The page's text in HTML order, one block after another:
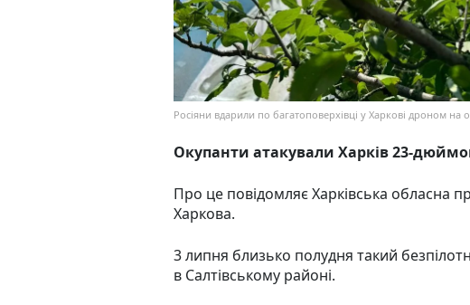
Росіяни вдарили по багатоповерхівці у Харкові дроном
Окупанти атакували Харків 23-
Про це повідомляє Харківська обласна
Харкова.
3 липня близько полудня такий
в Салтівському районі.